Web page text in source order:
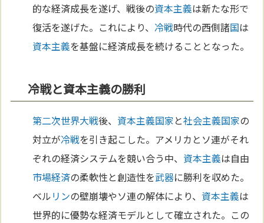
的な経済成長を遂げ、戦後の資本主義は新たな形で
復活を遂げた。これにより、 冷戦時代の西側諸国は
資本主義を基盤に経済成長を続けることとなった。
冷戦と資本主義の勝利
第二次世界大戦後、 資本主義国家と社会主義国家の
対立が冷戦を引き起こした。アメリカとソ連がそれ
ぞれの経済システムを競い合う中、 資本主義は自由
市場経済の柔軟性と創造性を武器に勝利を収めた。
ベルリンの壁崩壊やソ連の解体により、 資本主義は
世界的に優勢な経済モデルとして確立された。この